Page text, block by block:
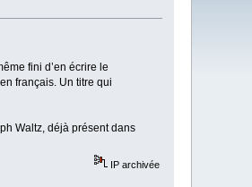
fini d’en écrire le
français. Un titre qui
Waltz, déjà présent dans
IP archivée